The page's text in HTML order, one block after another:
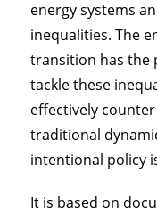
energy systems
inequalities. The
transition has the
tackle these
effectively
traditional
intentional policy
It is based on